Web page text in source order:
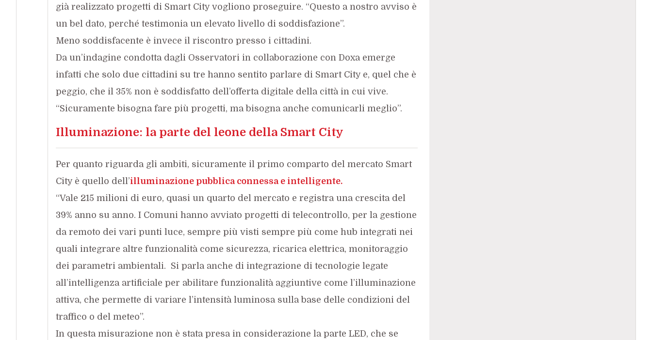
già realizzato progetti di Smart City vogliono proseguire. “Questo a nostro avviso è
un bel dato, perché testimonia un elevato livello di soddisfazione”.
Meno soddisfacente è invece il riscontro presso i cittadini.
Da un’indagine condotta dagli Osservatori in collaborazione con Doxa emerge
infatti che solo due cittadini su tre hanno sentito parlare di Smart City e, quel che è
peggio, che il 35% non è soddisfatto dell’offerta digitale della città in cui vive.
“Sicuramente bisogna fare più progetti, ma bisogna anche comunicarli meglio”.
Illuminazione: la parte del leone della Smart City
Per quanto riguarda gli ambiti, sicuramente il primo comparto del mercato Smart
City è quello dell’illuminazione pubblica connessa e intelligente.
“Vale 215 milioni di euro, quasi un quarto del mercato e registra una crescita del
39% anno su anno. I Comuni hanno avviato progetti di telecontrollo, per la gestione
da remoto dei vari punti luce, sempre più visti sempre più come hub integrati nei
quali integrare altre funzionalità come sicurezza, ricarica elettrica, monitoraggio
dei parametri ambientali. Si parla anche di integrazione di tecnologie legate
all’intelligenza artificiale per abilitare funzionalità aggiuntive come l’illuminazione
attiva, che permette di variare l’intensità luminosa sulla base delle condizioni del
traffico o del meteo”.
In questa misurazione non è stata presa in considerazione la parte LED, che se